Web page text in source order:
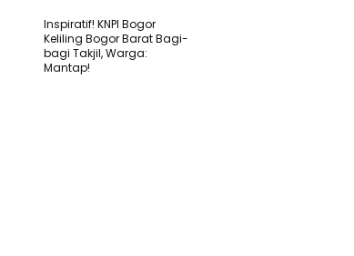
Inspiratif! KNPI Bogor
Keliling Bogor Barat Bagi-
bagi Takjil, Warga:
Mantap!